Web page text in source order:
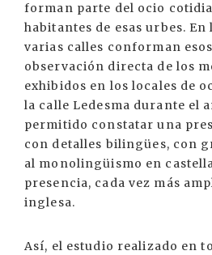
forman parte del ocio
habitantes de esas urbes.
varias calles conforman
observación directa de los
exhibidos en los locales de
la calle Ledesma durante el
permitido constatar una
con detalles bilingües, con
al monolingüismo en
presencia, cada vez más
inglesa.
Así, el estudio realizado en